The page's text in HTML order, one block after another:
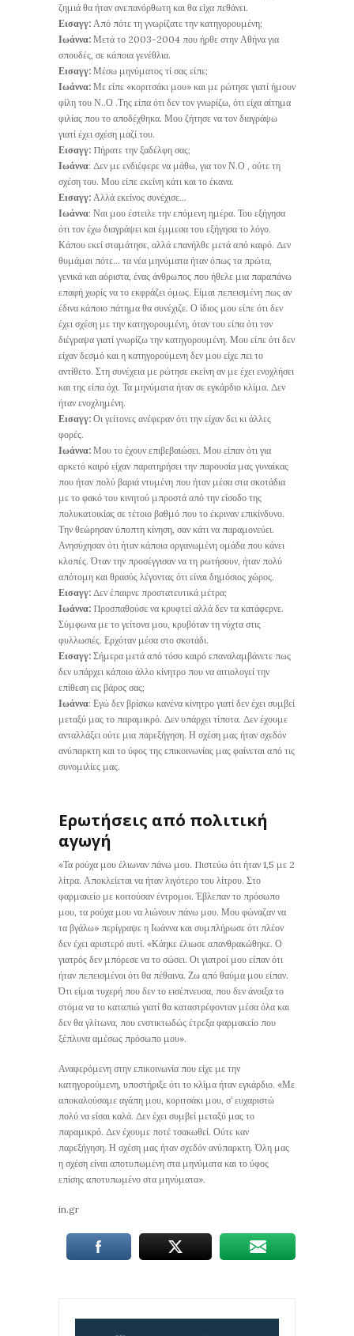
ζημιά θα ήταν ανεπανόρθωτη και θα είχα πεθάνει.
Εισαγγ: Από πότε τη γνωρίζατε την κατηγορουμένη;
Ιωάννα: Μετά το 2003-2004 που ήρθε στην Αθήνα για
σπουδές, σε κάποια γενέθλια.
Εισαγγ: Μέσω μηνύματος τί σας είπε;
Ιωάννα: Με είπε «κοριτσάκι μου» και με ρώτησε γιατί ήμουν
φίλη του Ν..Ο .Της είπα ότι δεν τον γνωρίζω, ότι είχα αίτημα
φιλίας που το αποδέχθηκα. Μου ζήτησε να τον διαγράψω
γιατί έχει σχέση μαζί του.
Εισαγγ: Πήρατε την ξαδέλφη σας;
Ιωάννα: Δεν με ενδιέφερε να μάθω, για τον Ν.Ο , ούτε τη
σχέση του. Μου είπε εκείνη κάτι και το έκανα.
Εισαγγ: Αλλά εκείνος συνέχισε…
Ιωάννα: Ναι μου έστειλε την επόμενη ημέρα. Του εξήγησα
ότι τον έχω διαγράψει και έμμεσα του εξήγησα το λόγο.
Κάπου εκεί σταμάτησε, αλλά επανήλθε μετά από καιρό. Δεν
θυμάμαι πότε… τα νέα μηνύματα ήταν όπως τα πρώτα,
γενικά και αόριστα, ένας άνθρωπος που ήθελε μια παραπάνω
επαφή χωρίς να το εκφράζει όμως. Είμαι πεπεισμένη πως αν
έδινα κάποιο πάτημα θα συνέχιζε. Ο ίδιος μου είπε ότι δεν
έχει σχέση με την κατηγορουμένη, όταν του είπα ότι τον
διέγραψα γιατί γνωρίζω την κατηγορουμένη. Μου είπε ότι δεν
είχαν δεσμό και η κατηγορούμενη δεν μου είχε πει το
αντίθετο. Στη συνέχεια με ρώτησε εκείνη αν με έχει ενοχλήσει
και της είπα όχι. Τα μηνύματα ήταν σε εγκάρδιο κλίμα. Δεν
ήταν ενοχλημένη.
Εισαγγ: Οι γείτονες ανέφεραν ότι την είχαν δει κι άλλες
φορές.
Ιωάννα: Μου το έχουν επιβεβαιώσει. Μου είπαν ότι για
αρκετό καιρό είχαν παρατηρήσει την παρουσία μας γυναίκας
που ήταν πολύ βαριά ντυμένη που ήταν μέσα στα σκοτάδια
με το φακό του κινητού μπροστά από την είσοδο της
πολυκατοικίας σε τέτοιο βαθμό που το έκριναν επικίνδυνο.
Την θεώρησαν ύποπτη κίνηση, σαν κάτι να παραμονεύει.
Ανησύχησαν ότι ήταν κάποια οργανωμένη ομάδα που κάνει
κλοπές. Όταν την προσέγγισαν να τη ρωτήσουν, ήταν πολύ
απότομη και θρασύς λέγοντας ότι είναι δημόσιος χώρος.
Εισαγγ: Δεν έπαιρνε προστατευτικά μέτρα;
Ιωάννα: Προσπαθούσε να κρυφτεί αλλά δεν τα κατάφερνε.
Σύμφωνα με το γείτονα μου, κρυβόταν τη νύχτα στις
φυλλωσιές. Ερχόταν μέσα στο σκοτάδι.
Εισαγγ: Σήμερα μετά από τόσο καιρό επαναλαμβάνετε πως
δεν υπάρχει κάποιο άλλο κίνητρο που να αιτιολογεί την
επίθεση εις βάρος σας;
Ιωάννα: Εγώ δεν βρίσκω κανένα κίνητρο γιατί δεν έχει συμβεί
μεταξύ μας το παραμικρό. Δεν υπάρχει τίποτα. Δεν έχουμε
ανταλλάξει ούτε μια παρεξήγηση. Η σχέση μας ήταν σχεδόν
ανύπαρκτη και το ύφος της επικοινωνίας μας φαίνεται από τις
συνομιλίες μας.
Ερωτήσεις από πολιτική
αγωγή
«Τα ρούχα μου έλιωναν πάνω μου. Πιστεύω ότι ήταν 1,5 με 2
λίτρα. Αποκλείεται να ήταν λιγότερο του λίτρου. Στο
φαρμακείο με κοιτούσαν έντρομοι. Έβλεπαν το πρόσωπο
μου, τα ρούχα μου να λιώνουν πάνω μου. Μου φώναζαν να
τα βγάλω» περίγραψε η Ιωάννα και συμπλήρωσε ότι πλέον
δεν έχει αριστερό αυτί. «Κάηκε έλιωσε απανθρακώθηκε. Ο
γιατρός δεν μπόρεσε να το σώσει. Οι γιατροί μου είπαν ότι
ήταν πεπεισμένοι ότι θα πέθαινα. Ζω από θαύμα μου είπαν.
Ότι είμαι τυχερή που δεν το εισέπνευσα, που δεν άνοιξα το
στόμα να το καταπιώ γιατί θα καταστρέφονταν μέσα όλα και
δεν θα γλίτωνα, που ενστικτωδώς έτρεξα φαρμακείο που
ξέπλυνα αμέσως πρόσωπο μου».
Αναφερόμενη στην επικοινωνία που είχε με την
κατηγορούμενη, υποστήριξε ότι το κλίμα ήταν εγκάρδιο. «Με
αποκαλούσαμε αγάπη μου, κοριτσάκι μου, σ’ ευχαριστώ
πολύ να είσαι καλά. Δεν έχει συμβεί μεταξύ μας το
παραμικρό. Δεν έχουμε ποτέ τσακωθεί. Ούτε καν
παρεξήγηση. Η σχέση μας ήταν σχεδόν ανύπαρκτη. Όλη μας
η σχέση είναι αποτυπωμένη στα μηνύματα και το ύφος
επίσης αποτυπωμένο στα μηνύματα».
in.gr